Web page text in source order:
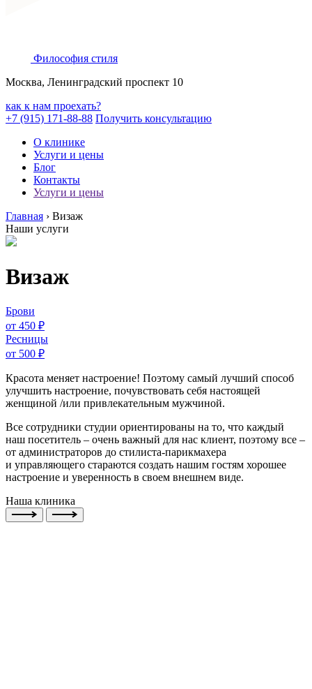
Философия стиля
Москва, Ленинградский проспект 10
как к нам проехать?
+7 (915) 171-88-88 Получить консультацию
О клинике
Услуги и цены
Блог
Контакты
Услуги и цены
Главная › Визаж
Наши услуги
Визаж
Брови
от 450 ₽
Ресницы
от 500 ₽
Красота меняет настроение! Поэтому самый лучший способ
улучшить настроение, почувствовать себя настоящей
женщиной /или привлекательным мужчиной.
Все сотрудники студии ориентированы на то, что каждый
наш посетитель – очень важный для нас клиент, поэтому все –
от администраторов до стилиста-парикмахера
и управляющего стараются создать нашим гостям хорошее
настроение и уверенность в своем внешнем виде.
Наша клиника